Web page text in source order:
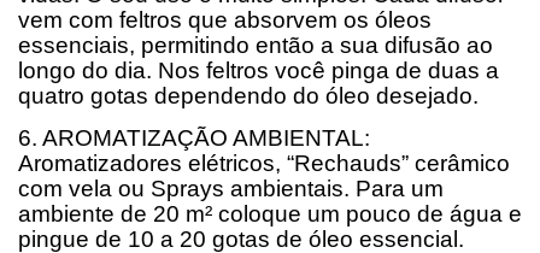
vem com feltros que absorvem os óleos
essenciais, permitindo então a sua difusão ao
longo do dia. Nos feltros você pinga de duas a
quatro gotas dependendo do óleo desejado.
6. AROMATIZAÇÃO AMBIENTAL:
Aromatizadores elétricos, “Rechauds” cerâmico
com vela ou Sprays ambientais. Para um
ambiente de 20 m² coloque um pouco de água e
pingue de 10 a 20 gotas de óleo essencial.